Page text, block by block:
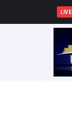
LIVE